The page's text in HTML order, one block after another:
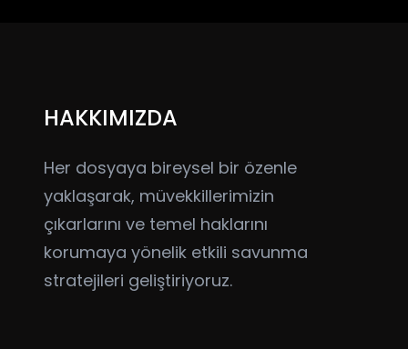
HAKKIMIZDA
Her dosyaya bireysel bir özenle
yaklaşarak, müvekkillerimizin
çıkarlarını ve temel haklarını
korumaya yönelik etkili savunma
stratejileri geliştiriyoruz.